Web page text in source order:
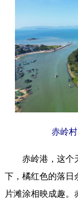
赤岭
赤岭港，这个
下，橘红色的落日
片滩涂相映成趣。